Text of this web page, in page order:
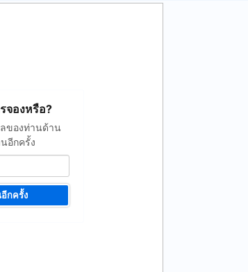
จองหรือ?
ลของท่านด้าน
อีกครั้ง
กครั้ง